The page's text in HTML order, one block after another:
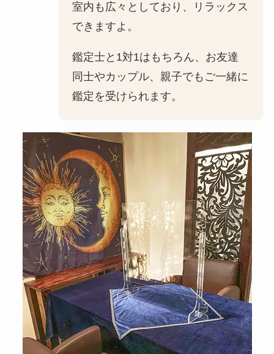
室内も広々としており、リラックス
できますよ。
鑑定士と1対1はもちろん、お友達
同士やカップル、親子でもご一緒に
鑑定を受けられます。